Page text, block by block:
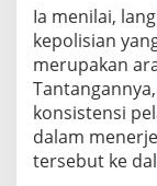
Ia menilai,
kepolisian
merupakan
konsistensi
dalam
tersebut ke